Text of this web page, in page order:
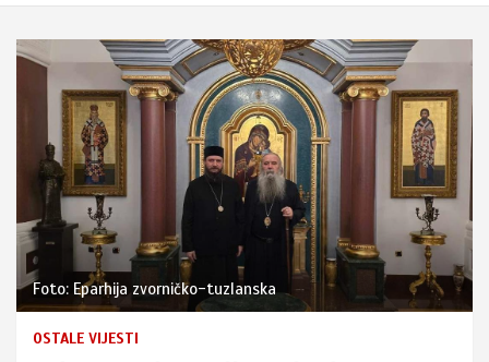
Foto: Eparhija zvorničko-tuzlanska
OSTALE VIJESTI